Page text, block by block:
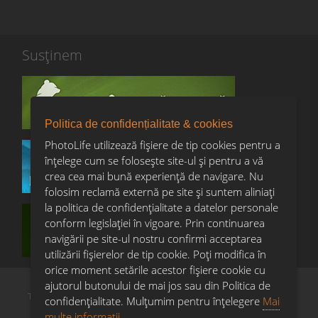
Țărmurile Irlandei
Irlanda de Nord / 2014
Primul nostru photo tour din Irlanda de Nord a fost unul în
care ne-am bucurat de foarte multe momente spectaculoase,
în special la Dark Hedges și Giant's Causeway.
VEZI GALERIA
Susținem
Termeni & condiții Confidențialitate & cookies
Copyright
Întrebări frecvente
Politica de confidențialitate & cookies
PhotoLife utilizează fișiere de tip cookies pentru a
înțelege cum se folosește site-ul și pentru a vă
crea cea mai bună experiență de navigare. Nu
folosim reclamă externă pe site și suntem aliniați
la politica de confidențialitate a datelor personale
conform legislației în vigoare. Prin continuarea
navigării pe site-ul nostru confirmi acceptarea
utilizării fişierelor de tip cookie. Poți modifica în
orice moment setările acestor fişiere cookie cu
ajutorul butonului de mai jos sau din Politica de
confidențialitate. Mulțumim pentru înțelegere Mai